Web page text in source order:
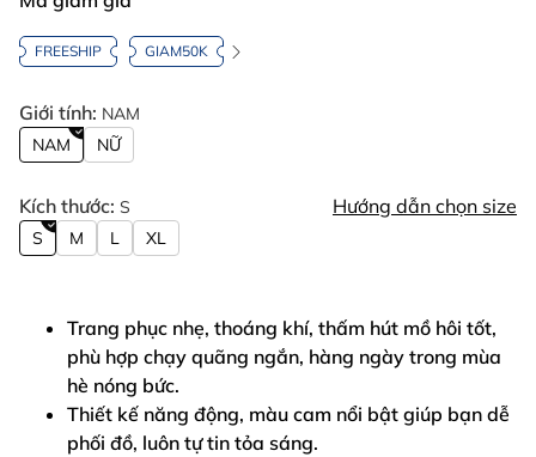
FREESHIP GIAM50K
Giới tính: NAM
NAM
NỮ
Kích thước: S Hướng dẫn chọn size
S M L XL
Trang phục nhẹ, thoáng khí, thấm hút mồ hôi tốt,
phù hợp chạy quãng ngắn, hàng ngày trong mùa
hè nóng bức.
Thiết kế năng động, màu cam nổi bật giúp bạn dễ
phối đồ, luôn tự tin tỏa sáng.